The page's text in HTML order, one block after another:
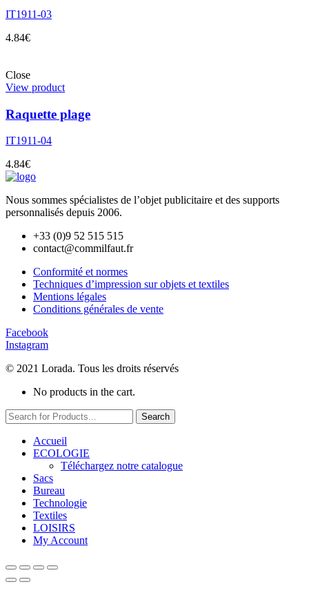
IT1911-03
4.84€
Close
View product
Raquette plage
IT1911-04
4.84€
Nous sommes spécialistes de l’objet publicitaire et des supports
personnalisés depuis 2006.
+33 (0)9 52 515 515
contact@commilfaut.fr
Conformité et normes
Techniques d’impression sur objets et textiles
Mentions légales
Conditions générales de vente
Facebook
Instagram
© 2021 Lorada. Tous les droits réservés
No products in the cart.
Search
Accueil
ECOLOGIE
Téléchargez notre catalogue
Sacs
Bureau
Technologie
Textiles
LOISIRS
My Account